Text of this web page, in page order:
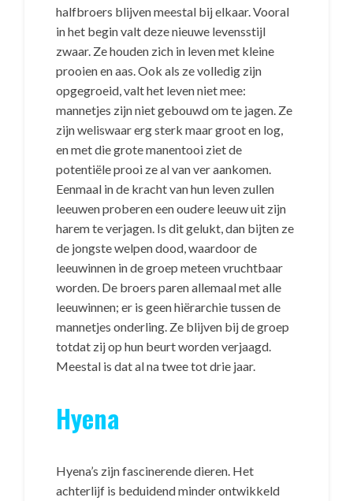
halfbroers blijven meestal bij elkaar. Vooral
in het begin valt deze nieuwe levensstijl
zwaar. Ze houden zich in leven met kleine
prooien en aas. Ook als ze volledig zijn
opgegroeid, valt het leven niet mee:
mannetjes zijn niet gebouwd om te jagen. Ze
zijn weliswaar erg sterk maar groot en log,
en met die grote manentooi ziet de
potentiële prooi ze al van ver aankomen.
Eenmaal in de kracht van hun leven zullen
leeuwen proberen een oudere leeuw uit zijn
harem te verjagen. Is dit gelukt, dan bijten ze
de jongste welpen dood, waardoor de
leeuwinnen in de groep meteen vruchtbaar
worden. De broers paren allemaal met alle
leeuwinnen; er is geen hiërarchie tussen de
mannetjes onderling. Ze blijven bij de groep
totdat zij op hun beurt worden verjaagd.
Meestal is dat al na twee tot drie jaar.
Hyena
Hyena’s zijn fascinerende dieren. Het
achterlijf is beduidend minder ontwikkeld